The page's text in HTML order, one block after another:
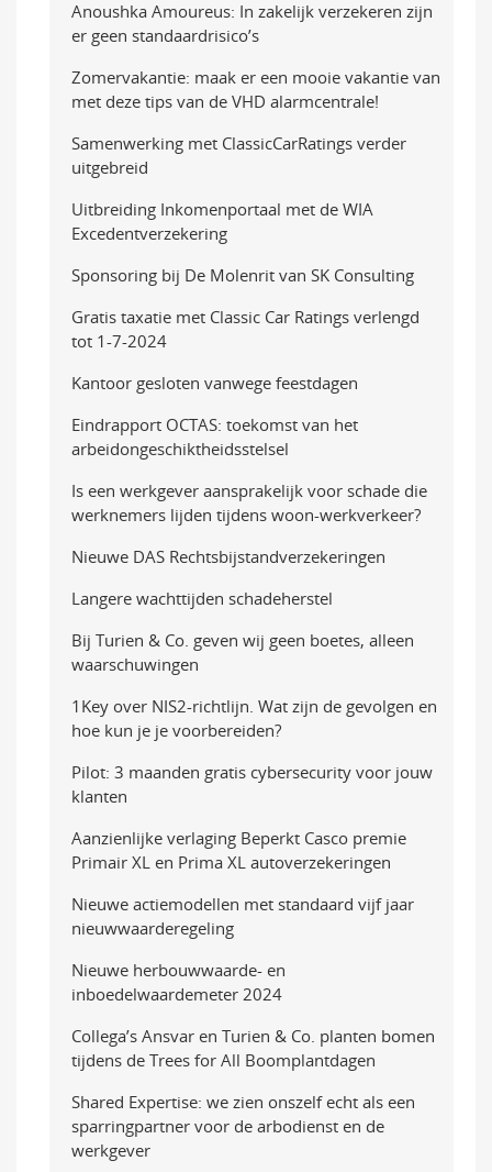
Anoushka Amoureus: In zakelijk verzekeren zijn
er geen standaardrisico’s
Zomervakantie: maak er een mooie vakantie van
met deze tips van de VHD alarmcentrale!
Samenwerking met ClassicCarRatings verder
uitgebreid
Uitbreiding Inkomenportaal met de WIA
Excedentverzekering
Sponsoring bij De Molenrit van SK Consulting
Gratis taxatie met Classic Car Ratings verlengd
tot 1-7-2024
Kantoor gesloten vanwege feestdagen
Eindrapport OCTAS: toekomst van het
arbeidongeschiktheidsstelsel
Is een werkgever aansprakelijk voor schade die
werknemers lijden tijdens woon-werkverkeer?
Nieuwe DAS Rechtsbijstandverzekeringen
Langere wachttijden schadeherstel
Bij Turien & Co. geven wij geen boetes, alleen
waarschuwingen
1Key over NIS2-richtlijn. Wat zijn de gevolgen en
hoe kun je je voorbereiden?
Pilot: 3 maanden gratis cybersecurity voor jouw
klanten
Aanzienlijke verlaging Beperkt Casco premie
Primair XL en Prima XL autoverzekeringen
Nieuwe actiemodellen met standaard vijf jaar
nieuwwaarderegeling
Nieuwe herbouwwaarde- en
inboedelwaardemeter 2024
Collega’s Ansvar en Turien & Co. planten bomen
tijdens de Trees for All Boomplantdagen
Shared Expertise: we zien onszelf echt als een
sparringpartner voor de arbodienst en de
werkgever